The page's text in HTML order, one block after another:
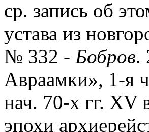
ср. запись об
устава из
№ 332 - Бобров.
Авраамки», 1-я
нач. 70-х гг. XV
эпохи